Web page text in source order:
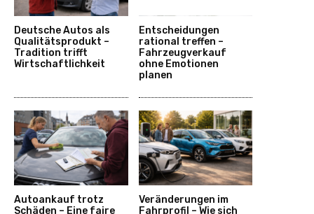
Deutsche Autos als
Qualitätsprodukt –
Tradition trifft
Wirtschaftlichkeit
Entscheidungen
rational treffen –
Fahrzeugverkauf
ohne Emotionen
planen
Autoankauf trotz
Schäden – Eine faire
Veränderungen im
Fahrprofil – Wie sich